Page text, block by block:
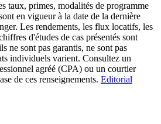
taux, primes, modalités de programme
en vigueur à la date de la dernière
Les rendements, les flux locatifs, les
d'études de cas présentés sont
sont pas garantis, ne sont pas
individuels varient. Consultez un
agréé (CPA) ou un courtier
de ces renseignements. Editorial